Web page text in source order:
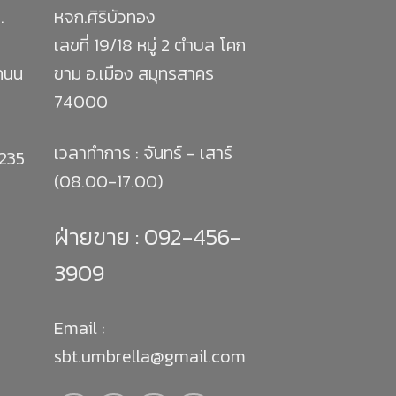
น
หจก.ศิริบัวทอง
เลขที่ 19/18 หมู่ 2 ตำบล โคก
ขาม อ.เมือง สมุทรสาคร
74000
เวลาทำการ : จันทร์ - เสาร์
(08.00-17.00)
ฝ่ายขาย : 092-456-
3909
Email :
sbt.umbrella@gmail.com